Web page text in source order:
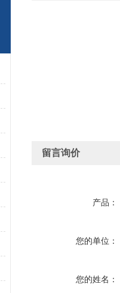
留言询价
产品：
您的单位：
您的姓名：